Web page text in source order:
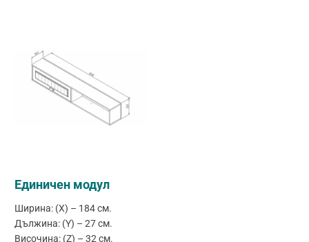
Единичен модул
Ширина: (X) – 184 см.
Дължина: (Y) – 27 см.
Височина: (Z) – 32 см.